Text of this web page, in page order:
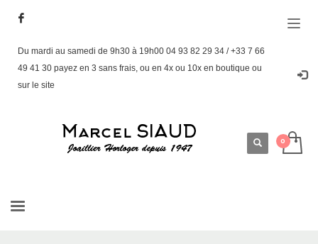
Du mardi au samedi de 9h30 à 19h00 04 93 82 29 34 / +33 7 66
49 41 30 payez en 3 sans frais, ou en 4x ou 10x en boutique ou
sur le site